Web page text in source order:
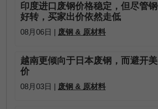
印度进口废钢价格稳定，但尽管
好转，买家出价依然走低
08月06日 | 废钢 & 原材料
越南更倾向于日本废钢，而避开
价
08月03日 | 废钢 & 原材料